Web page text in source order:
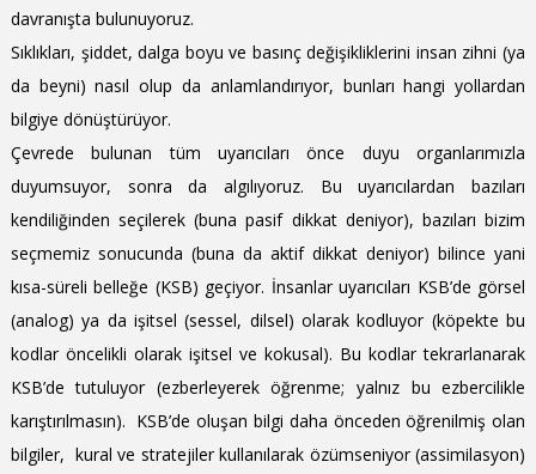
davranışta bulunuyoruz.
Sıklıkları, şiddet, dalga boyu ve basınç değişikliklerini insan zihni (ya
da beyni) nasıl olup da anlamlandırıyor, bunları hangi yollardan
bilgiye dönüştürüyor.
Çevrede bulunan tüm uyarıcıları önce duyu organlarımızla
duyumsuyor, sonra da algılıyoruz. Bu uyarıcılardan bazıları
kendiliğinden seçilerek (buna pasif dikkat deniyor), bazıları bizim
seçmemiz sonucunda (buna da aktif dikkat deniyor) bilince yani
kısa-süreli belleğe (KSB) geçiyor. İnsanlar uyarıcıları KSB’de görsel
(analog) ya da işitsel (sessel, dilsel) olarak kodluyor (köpekte bu
kodlar öncelikli olarak işitsel ve kokusal). Bu kodlar tekrarlanarak
KSB’de tutuluyor (ezberleyerek öğrenme; yalnız bu ezbercilikle
karıştırılmasın). KSB’de oluşan bilgi daha önceden öğrenilmiş olan
bilgiler, kural ve stratejiler kullanılarak özümseniyor (assimilasyon)